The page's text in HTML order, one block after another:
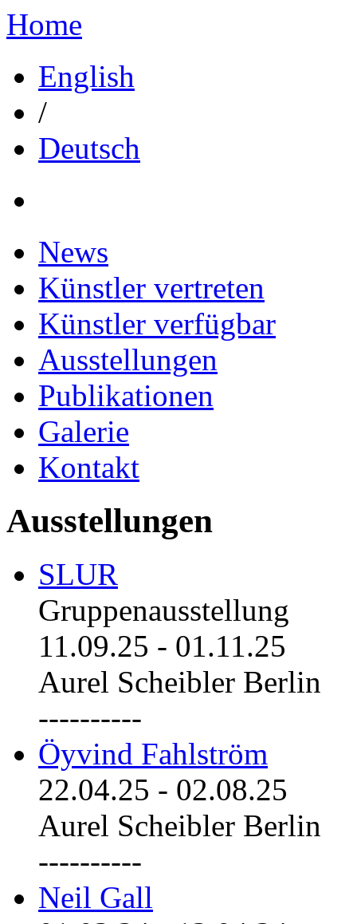
Home
English
/
Deutsch
News
Künstler vertreten
Künstler verfügbar
Ausstellungen
Publikationen
Galerie
Kontakt
Ausstellungen
SLUR
Gruppenausstellung
11.09.25 - 01.11.25
Aurel Scheibler Berlin
----------
Öyvind Fahlström
22.04.25 - 02.08.25
Aurel Scheibler Berlin
----------
Neil Gall